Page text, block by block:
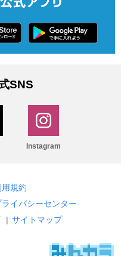
SNS
Instagram
用規約
ライバシーセンター
| サイトマップ